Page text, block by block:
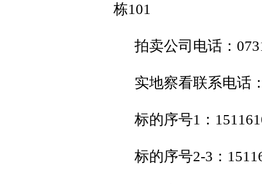
栋101
拍卖公司电话：
实地察看联系电话
标的序号1：
标的序号2-3：